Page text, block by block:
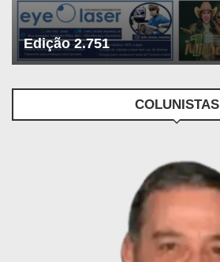
Edição 2.751
COLUNISTAS